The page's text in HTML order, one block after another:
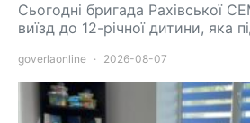
Сьогодні бригада Рахівської
виїзд до 12-річної дитини, яка
goverlaonline 2026-08-07